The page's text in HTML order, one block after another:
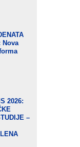
Nova
2026:
–